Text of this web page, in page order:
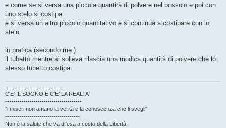
e come se si versa una piccola quantità di polvere nel bossolo e poi con
uno stelo si costipa
e si versa un altro piccolo quantitativo e si continua a costipare con lo
stelo
in pratica (secondo me )
il tubetto mentre si solleva rilascia una modica quantità di polvere che lo
stesso tubetto costipa
C'E' IL SOGNO E C'E' LA REALTA'
--------------------------------------
"i miseri non amano la verità e la conoscenza che li svegli"
-------------------------------------
Non è la salute che va difesa a costo della Libertà,